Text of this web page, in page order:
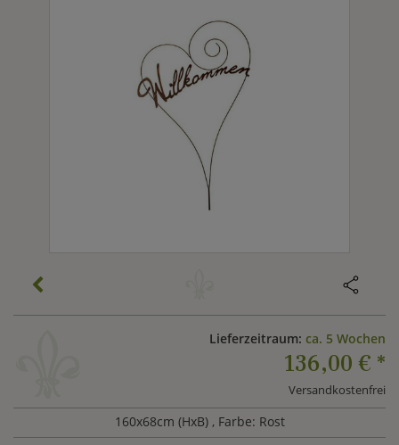
Lieferzeitraum: ca. 5 Wochen
136,00 € *
Versandkostenfrei
160x68cm (HxB) , Farbe: Rost